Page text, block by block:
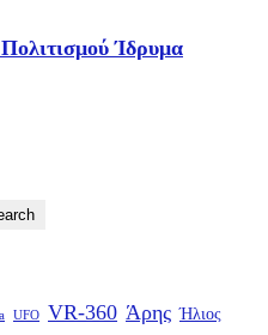
Ίδρυμα
UFO VR-360 Άρης Ήλιος